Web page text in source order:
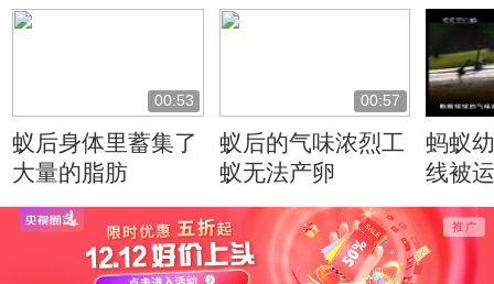
00:53
蚁后身体里蓄集了
大量的脂肪
00:57
蚁后的气味浓烈工
蚁无法产卵
蚂蚁
线被